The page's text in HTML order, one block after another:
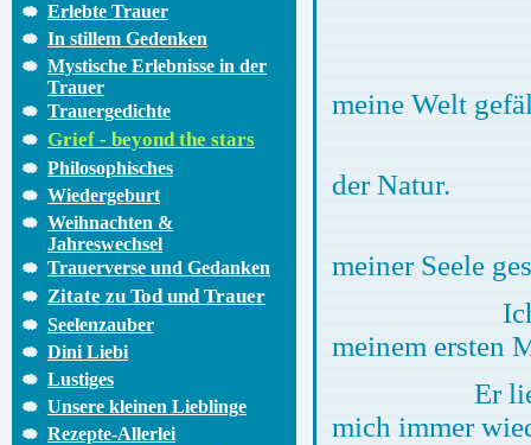
Erlebte Trauer
In stillem Gedenken
Mystische Erlebnisse in der
Trauer
Trauergedichte
Grief - beyond the stars
Philosophisches
Wiedergeburt
Weihnachten &
Jahreswechsel
Trauerverse und Gedanken
Zitate zu Tod und Trauer
Seelenzauber
Dini Liebi
Lustiges
Unsere kleinen Lieblinge
Rezepte-Allerlei
meine Welt
der Natur.
meiner Seele
Ich habe
meinem ersten
Er liebte es
mich immer